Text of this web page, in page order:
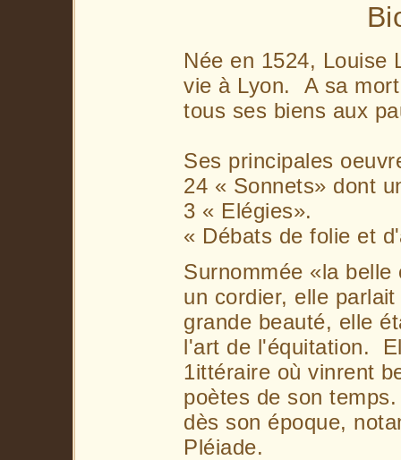
Née en 1524, Louise
vie à Lyon. A sa
tous ses biens aux
Ses principales
24 « Sonnets» dont
3 « Elégies».
« Débats de folie et
Surnommée «la
un cordier, elle
grande beauté, elle
l'art de l'équitation.
1ittéraire où vinrent
poètes de son
dès son époque,
Pléiade.